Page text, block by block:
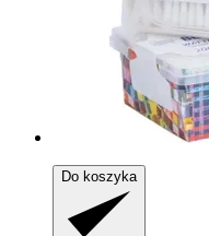
Do koszyka